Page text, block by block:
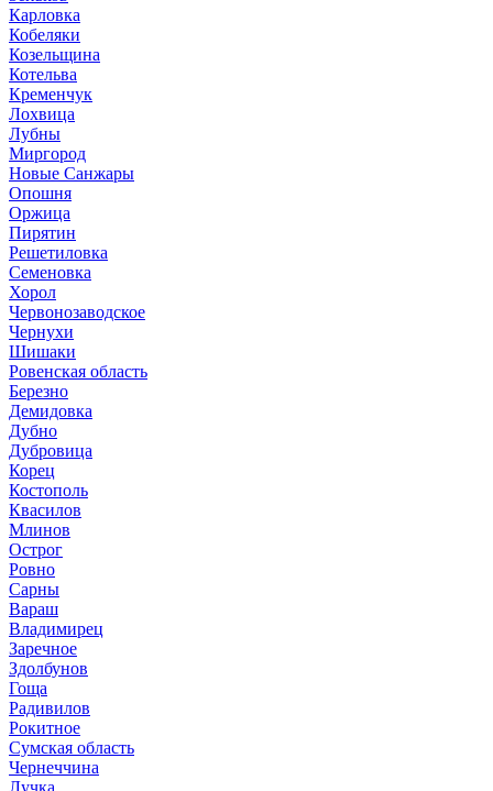
Карловка
Кобеляки
Козельщина
Котельва
Кременчук
Лохвица
Лубны
Миргород
Новые Санжары
Опошня
Оржица
Пирятин
Решетиловка
Семеновка
Хорол
Червонозаводское
Чернухи
Шишаки
Ровенская область
Березно
Демидовка
Дубно
Дубровица
Корец
Костополь
Квасилов
Млинов
Острог
Ровно
Сарны
Вараш
Владимирец
Заречное
Здолбунов
Гоща
Радивилов
Рокитное
Сумская область
Чернеччина
Лучка